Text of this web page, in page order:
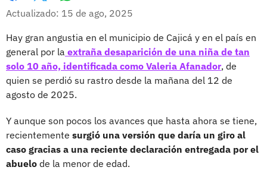
Facebook
X
Actualizado: 15 de ago, 2025
Hay gran angustia en el municipio de Cajicá y en el país en
general por la extraña desaparición de una niña de tan
solo 10 año, identificada como Valeria Afanador, de
quien se perdió su rastro desde la mañana del 12 de
agosto de 2025.
Y aunque son pocos los avances que hasta ahora se tiene,
recientemente surgió una versión que daría un giro al
caso gracias a una reciente declaración entregada por el
abuelo de la menor de edad.